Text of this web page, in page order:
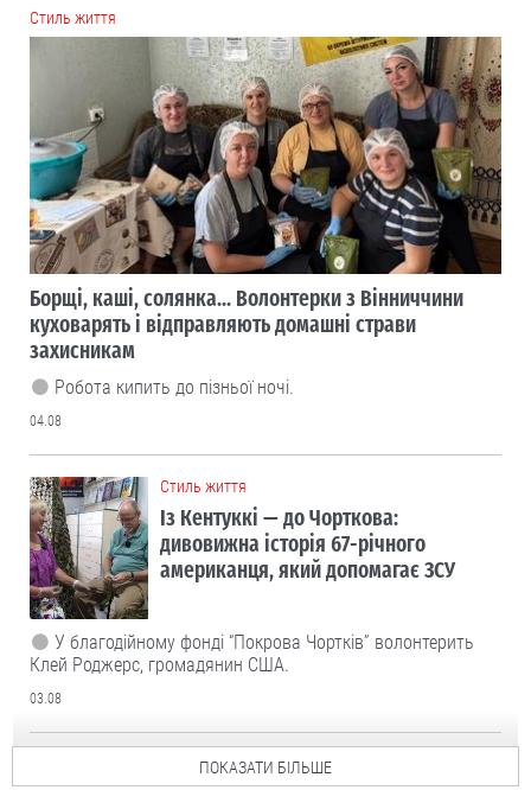
Cтиль життя
Борщі, каші, солянка... Волонтерки з Вінниччини
куховарять і відправляють домашні страви
захисникам
Робота кипить до пізньої ночі.
04.08
Cтиль життя
Із Кентуккі — до Чорткова:
дивовижна історія 67-річного
американця, який допомагає ЗСУ
У благодійному фонді “Покрова Чортків” волонтерить
Клей Роджерс, громадянин США.
03.08
ПОКАЗАТИ БІЛЬШЕ